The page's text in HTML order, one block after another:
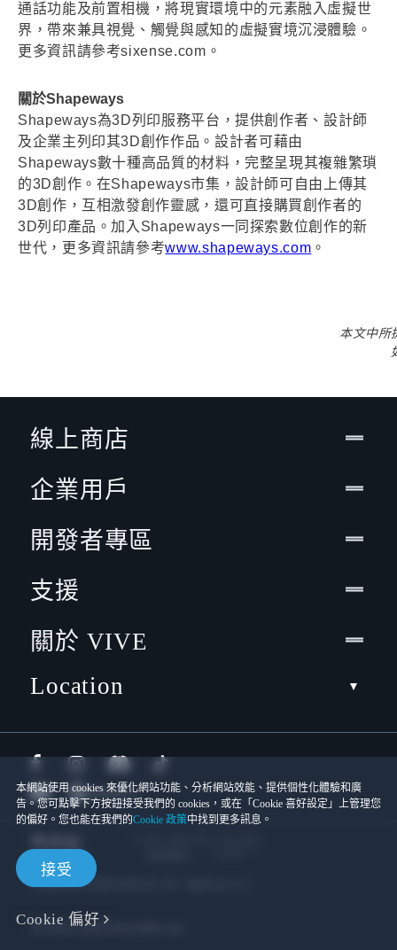
通話功能及前置相機，將現實環境中的元素融入虛擬世
界，帶來兼具視覺、觸覺與感知的虛擬實境沉浸體驗。
更多資訊請參考sixense.com。
關於Shapeways
Shapeways為3D列印服務平台，提供創作者、設計師
及企業主列印其3D創作作品。設計者可藉由
Shapeways數十種高品質的材料，完整呈現其複雜繁瑣
的3D創作。在Shapeways市集，設計師可自由上傳其
3D創作，互相激發創作靈感，還可直接購買創作者的
3D列印產品。加入Shapeways一同探索數位創作的新
世代，更多資訊請參考www.shapeways.com 。
本文中所
本網站使用 cookies 來優化網站功能、分析網站效能、提供個性化體驗和廣
告。您可點擊下方按鈕接受我們的 cookies，或在「Cookie 喜好設定」上管理您
的偏好。您也能在我們的Cookie 政策中找到更多訊息。
接受
Cookie 偏好
線上商店
企業用戶
開發者專區
支援
關於 VIVE
Location
宏達國際電子股份有限公司 | 統一編號16003518
隱私聯絡:Global-Privacy@htc.com